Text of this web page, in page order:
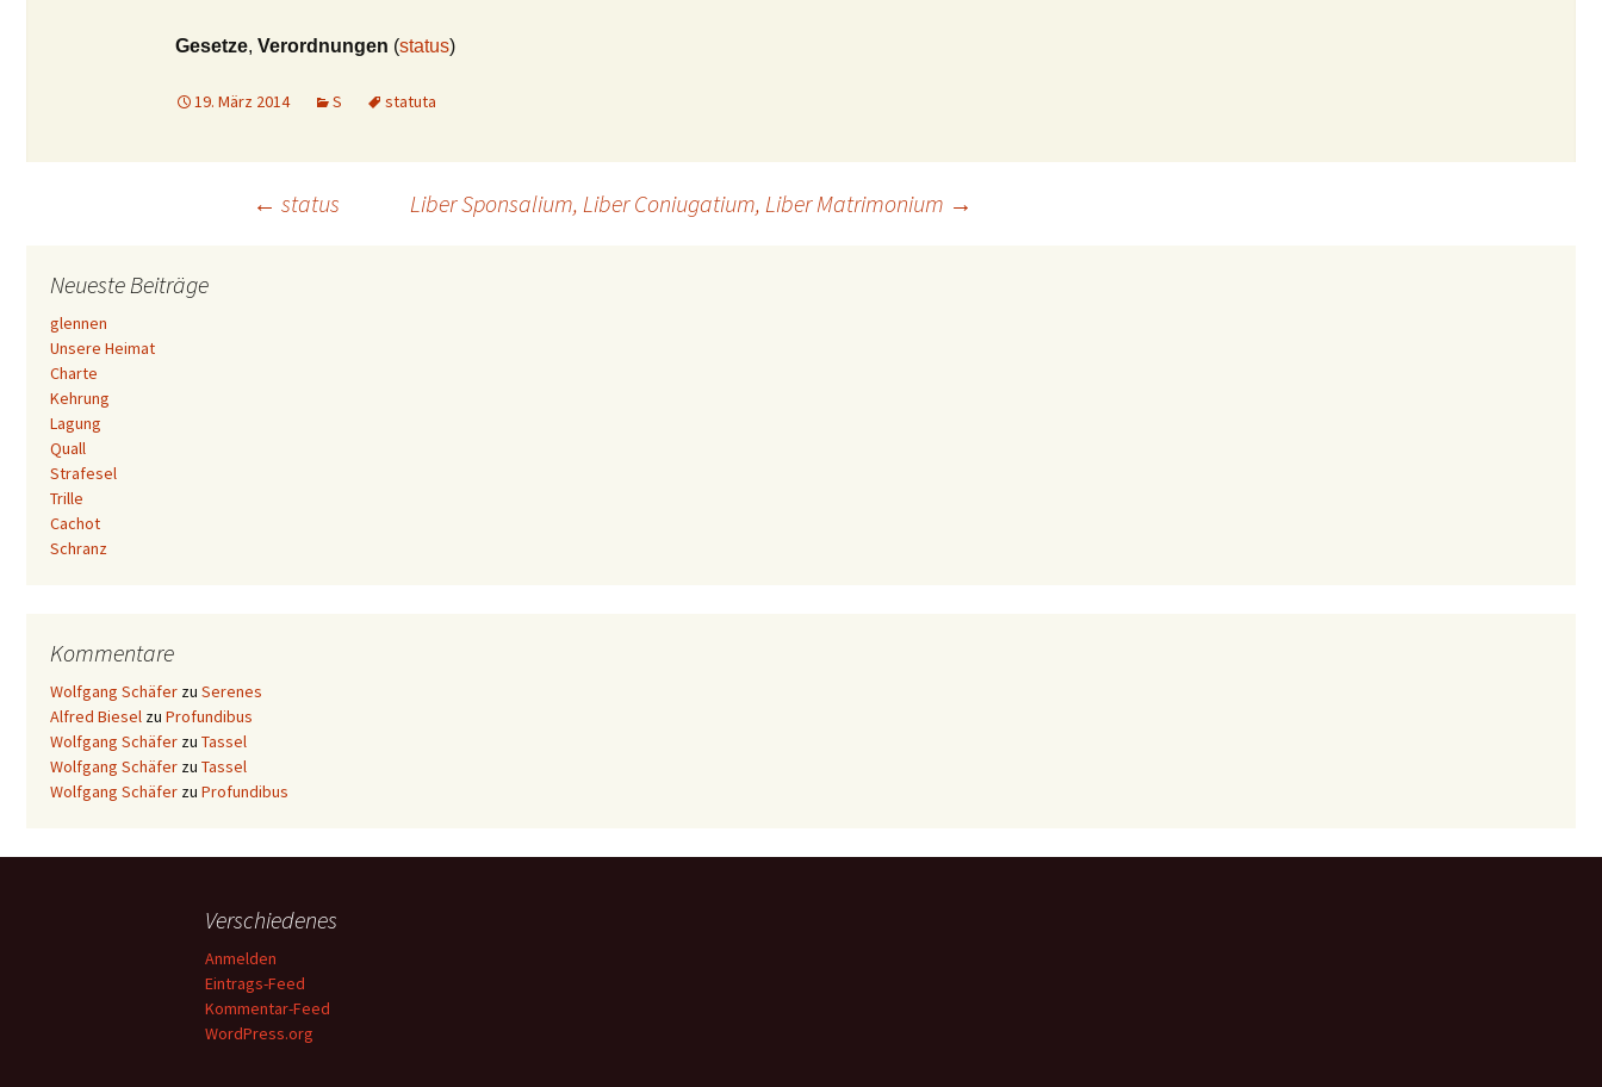
Gesetze, Verordnungen (status)
19. März 2014 S statuta
Beitrags-
Navigation
← status Liber Sponsalium, Liber Coniugatium, Liber Matrimonium →
Neueste Beiträge
glennen
Unsere Heimat
Charte
Kehrung
Lagung
Quall
Strafesel
Trille
Cachot
Schranz
Kommentare
Wolfgang Schäfer zu Serenes
Alfred Biesel zu Profundibus
Wolfgang Schäfer zu Tassel
Wolfgang Schäfer zu Tassel
Wolfgang Schäfer zu Profundibus
Verschiedenes
Anmelden
Eintrags-Feed
Kommentar-Feed
WordPress.org